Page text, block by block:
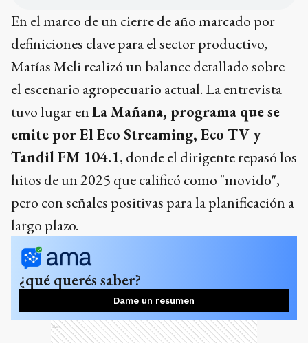
En el marco de un cierre de año marcado por
definiciones clave para el sector productivo,
Matías Meli realizó un balance detallado sobre
el escenario agropecuario actual. La entrevista
tuvo lugar enLa Mañana, programa que se
emite por El Eco Streaming, Eco TV y
Tandil FM 104.1, donde el dirigente repasó los
hitos de un 2025 que calificó como "movido",
pero con señales positivas para la planificación a
largo plazo.
¿qué querés saber?
Dame un resumen
Ads